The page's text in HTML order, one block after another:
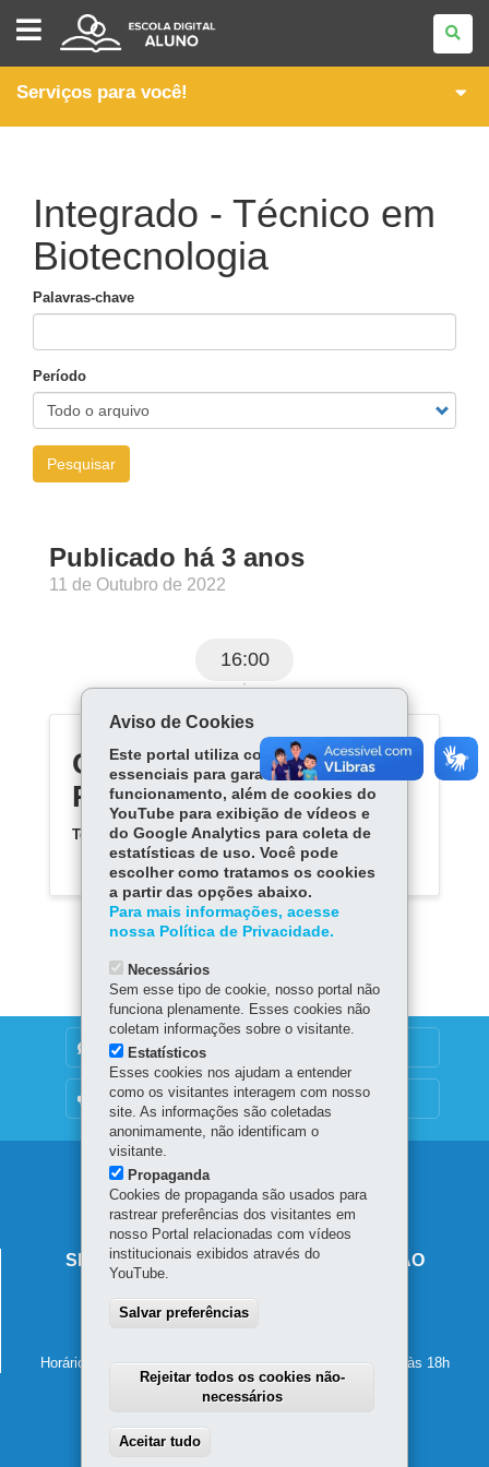
ESCOLA
DIGITAL
-
ALUNO
Serviços para você!
Integrado - Técnico em
Biotecnologia
Palavras-chave
Período
Pesquisar
Publicado há 3 anos
11 de Outubro de 2022
16:00
CENTRO EST EDUC
PROFIS DE CURITIBA
Telefone: (41) 32769534
DENUNCIE CORRUPÇÃO
OUVIDORIA
Navegação
principal
SECRETARIA DE ESTADO DA EDUCAÇÃO
80610-011-Curitiba
Horário de atendimento: de segunda a sexta-feira, das 8h às 18h
Aviso de Cookies
Este portal utiliza cookies
essenciais para garantir seu
funcionamento, além de cookies do
YouTube para exibição de vídeos e
do Google Analytics para coleta de
estatísticas de uso. Você pode
escolher como tratamos os cookies
a partir das opções abaixo.
Para mais informações, acesse
nossa Política de Privacidade.
Necessários
Sem esse tipo de cookie, nosso portal não
funciona plenamente. Esses cookies não
coletam informações sobre o visitante.
Estatísticos
Esses cookies nos ajudam a entender
como os visitantes interagem com nosso
site. As informações são coletadas
anonimamente, não identificam o
visitante.
Propaganda
Cookies de propaganda são usados para
rastrear preferências dos visitantes em
nosso Portal relacionadas com vídeos
institucionais exibidos através do
YouTube.
Salvar preferências
Rejeitar todos os cookies não-
necessários
Aceitar tudo